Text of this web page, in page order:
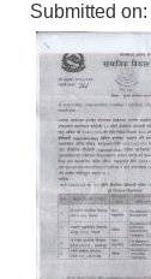
Submitted on: